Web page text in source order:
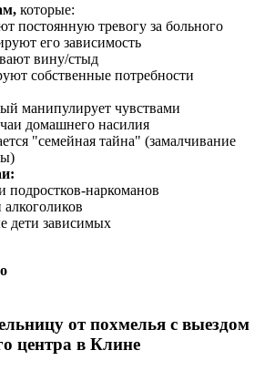
которые:
постоянную тревогу за больного
его зависимость
вину/стыд
собственные потребности
манипулирует чувствами
домашнего насилия
"семейная тайна" (замалчивание
подростков-наркоманов
дети зависимых
от похмелья с выездом
центра в Клине